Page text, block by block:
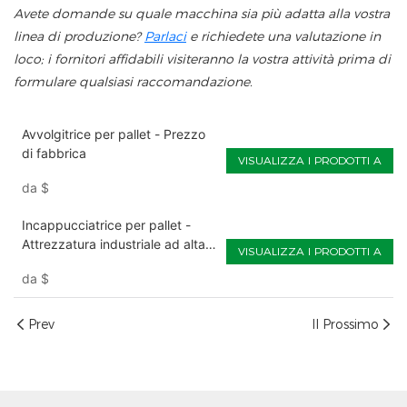
Avete domande su quale macchina sia più adatta alla vostra
linea di produzione? Parlaci e richiedete una valutazione in
loco; i fornitori affidabili visiteranno la vostra attività prima di
formulare qualsiasi raccomandazione.
Avvolgitrice per pallet - Prezzo
di fabbrica
da $
VISUALIZZA I PRODOTTI A
Incappucciatrice per pallet -
Attrezzatura industriale ad alta
da $
VISUALIZZA I PRODOTTI A
Prev Il Prossimo